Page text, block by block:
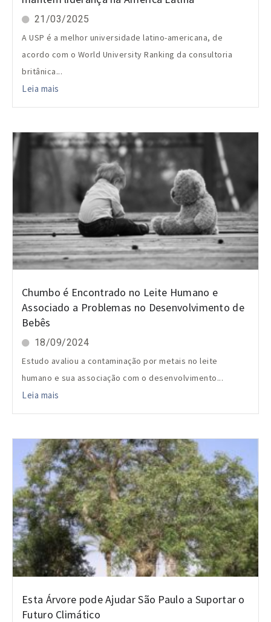
21/03/2025
A USP é a melhor universidade latino-americana, de
acordo com o World University Ranking da consultoria
britânica...
Leia mais
Chumbo é Encontrado no Leite Humano e
Associado a Problemas no Desenvolvimento de
Bebês
18/09/2024
Estudo avaliou a contaminação por metais no leite
humano e sua associação com o desenvolvimento...
Leia mais
Esta Árvore pode Ajudar São Paulo a Suportar o
Futuro Climático